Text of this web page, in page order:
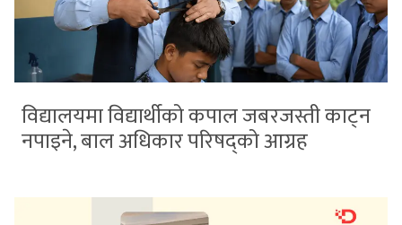
विद्यालयमा विद्यार्थीको कपाल जबरजस्ती काट्न
नपाइने, बाल अधिकार परिषद्को आग्रह